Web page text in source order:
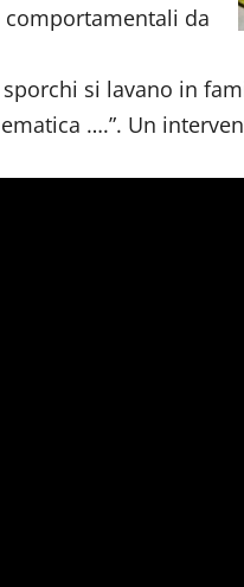
da
si lavano in
….”. Un